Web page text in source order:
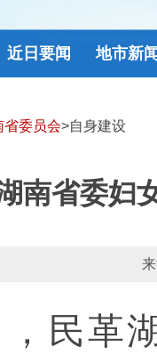
近日要闻 地市新
省委员会>自身建设
南省委妇
民革